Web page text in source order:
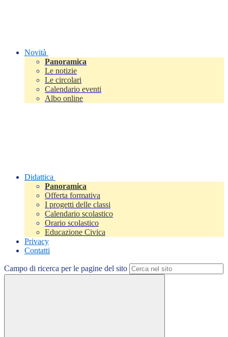
Novità
Panoramica
Le notizie
Le circolari
Calendario eventi
Albo online
Didattica
Panoramica
Offerta formativa
I progetti delle classi
Calendario scolastico
Orario scolastico
Educazione Civica
Privacy
Contatti
Campo di ricerca per le pagine del sito